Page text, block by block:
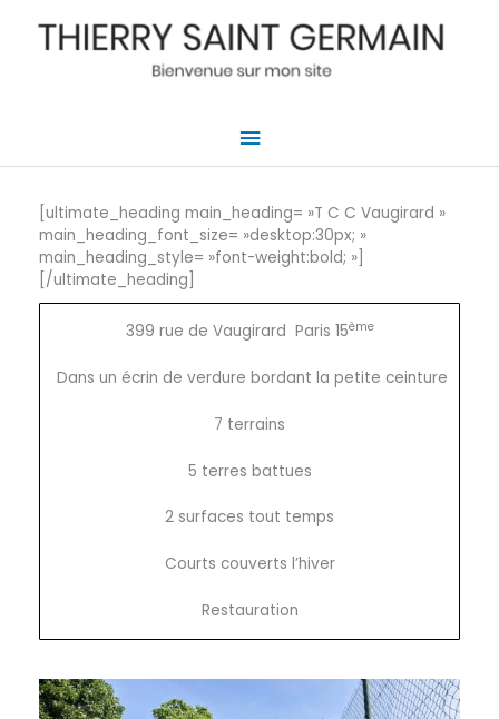
Menu
[ultimate_heading main_heading= »T C C Vaugirard »
main_heading_font_size= »desktop:30px; »
main_heading_style= »font-weight:bold; »]
[/ultimate_heading]
399 rue de Vaugirard Paris 15ème
Dans un écrin de verdure bordant la petite ceinture
7 terrains
5 terres battues
2 surfaces tout temps
Courts couverts l’hiver
Restauration